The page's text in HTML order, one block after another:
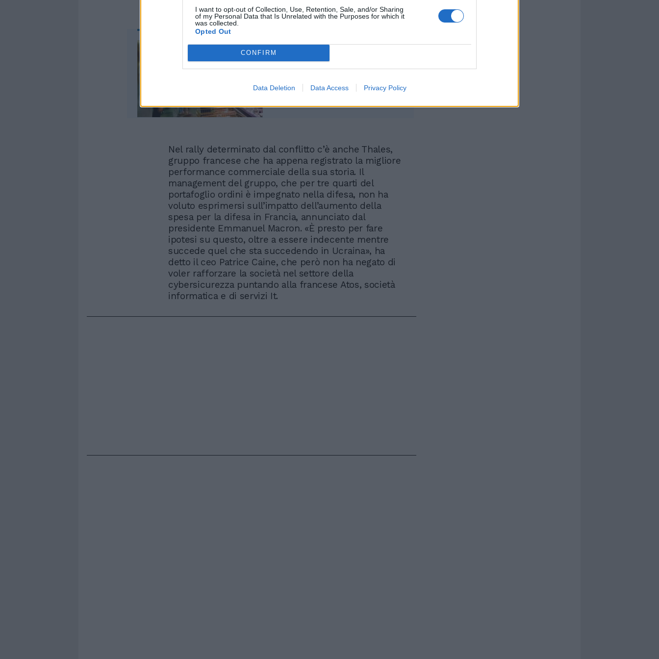
I want to opt-out of Collection, Use, Retention, Sale, and/or Sharing
of my Personal Data that Is Unrelated with the Purposes for which it
was collected.
Opted Out
CONFIRM
Data Deletion Data Access Privacy Policy
Soffia il portafoglio alla
Merkel davanti alla
guardia del corpo. Il furto
Nel rally determinato dal conflitto c’è anche Thales,
gruppo francese che ha appena registrato la migliore
performance commerciale della sua storia. Il
management del gruppo, che per tre quarti del
portafoglio ordini è impegnato nella difesa, non ha
voluto esprimersi sull’impatto dell’aumento della
spesa per la difesa in Francia, annunciato dal
presidente Emmanuel Macron. «È presto per fare
ipotesi su questo, oltre a essere indecente mentre
succede quel che sta succedendo in Ucraina», ha
detto il ceo Patrice Caine, che però non ha negato di
voler rafforzare la società nel settore della
cybersicurezza puntando alla francese Atos, società
informatica e di servizi It.